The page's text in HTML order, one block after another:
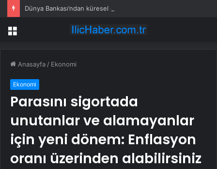
Dünya Bankası’ndan küresel ekonomik kriz uyarısı
Menü
Anasayfa / Ekonomi
Ekonomi
Parasını sigortada
unutanlar ve alamayanlar
için yeni dönem: Enflasyon
oranı üzerinden alabilirsiniz